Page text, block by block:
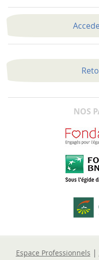
NOS
Espace Professionnels |